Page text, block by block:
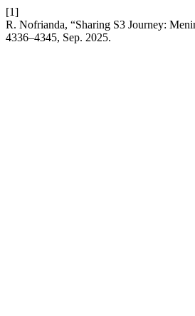
[1]
R. Nofrianda, “Sharing S3 Journey:
4336–4345, Sep. 2025.